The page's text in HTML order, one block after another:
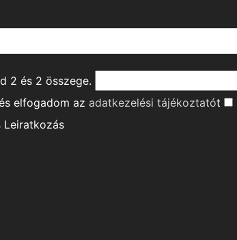
2 és 2 összege.
elfogadom az adatkezelési tájékoztatót
Leiratkozás